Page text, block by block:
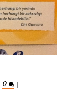
0 |